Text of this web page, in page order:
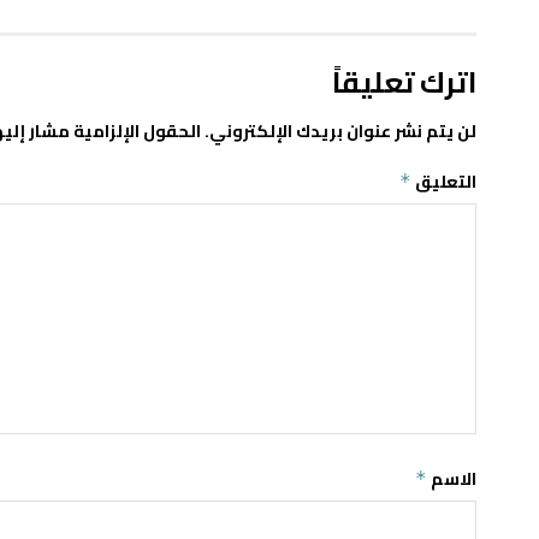
اترك تعليقاً
لن يتم نشر عنوان بريدك الإلكتروني.الحقول الإلزامية مشار
التعليق *
الاسم *